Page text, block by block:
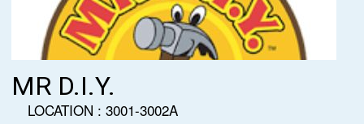
MR D.I.Y.
LOCATION : 3001-3002A